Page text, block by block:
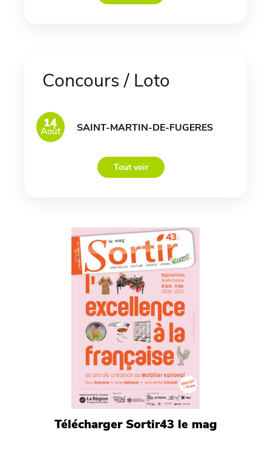
Concours / Loto
14
Août SAINT-MARTIN-DE-FUGERES
Tout voir
Télécharger Sortir43 le mag